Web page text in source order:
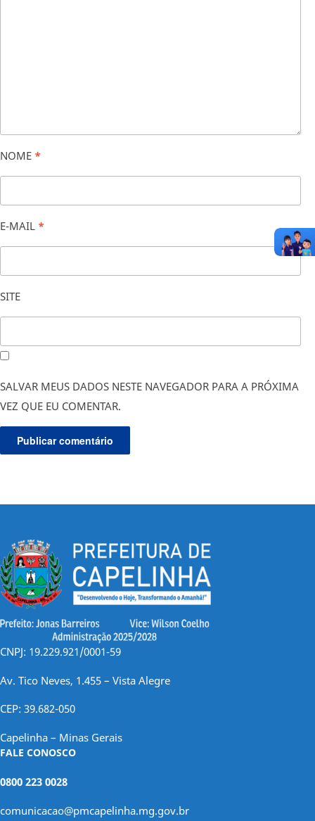
NOME *
E-MAIL *
SITE
SALVAR MEUS DADOS NESTE NAVEGADOR PARA A PRÓXIMA
VEZ QUE EU COMENTAR.
CNPJ: 19.229.921/0001-59
Av. Tico Neves, 1.455 – Vista Alegre
CEP: 39.682-050
Capelinha – Minas Gerais
FALE CONOSCO
0800 223 0028
comunicacao@pmcapelinha.mg.gov.br